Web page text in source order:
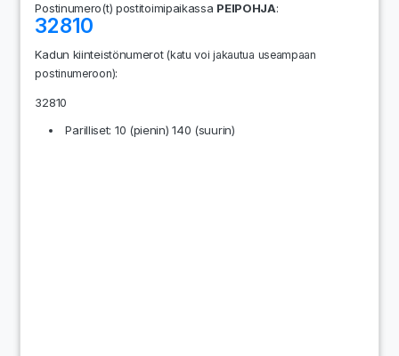
Postinumero(t) postitoimipaikassa PEIPOHJA:
32810
Kadun kiinteistönumerot(katu voi jakautua useampaan
postinumeroon):
32810
Parilliset: 10 (pienin) 140 (suurin)